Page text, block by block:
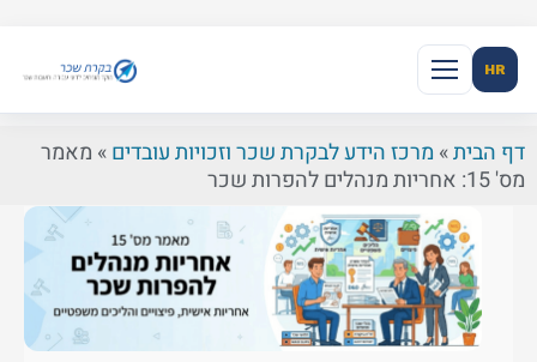
HR
דף הבית» מרכז הידע לבקרת שכר וזכויות עובדים» מאמר
מס' 15: אחריות מנהלים להפרות שכר